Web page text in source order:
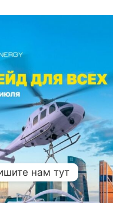
нам тут